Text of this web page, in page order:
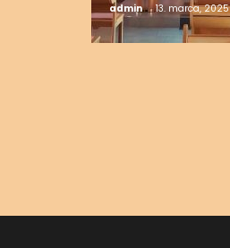
admin 13. marca, 2025